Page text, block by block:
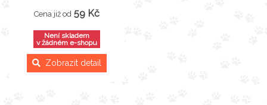
Cena již od 59 Kč
Není skladem
v žádném e-shopu
Zobrazit detail